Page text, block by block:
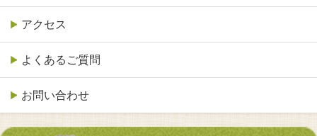
アクセス
よくあるご質問
お問い合わせ